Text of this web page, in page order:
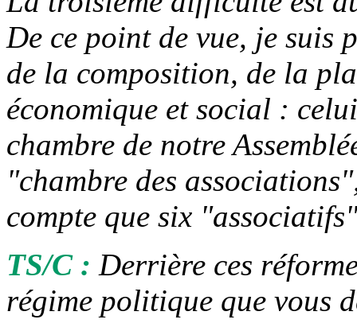
De ce point de vue, je suis
de la composition, de la
économique et social :
chambre de notre
"chambre des
compte que six
TS/C : Derrière ces
régime politique que vous